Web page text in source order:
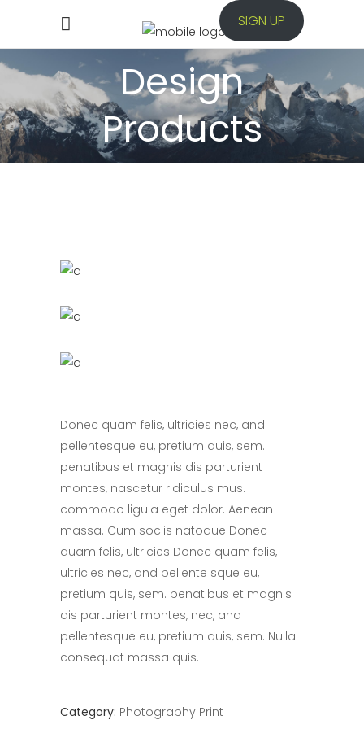
SIGN UP
Design
Products
Donec quam felis, ultricies nec, and
pellentesque eu, pretium quis, sem.
penatibus et magnis dis parturient
montes, nascetur ridiculus mus.
commodo ligula eget dolor. Aenean
massa. Cum sociis natoque Donec
quam felis, ultricies Donec quam felis,
ultricies nec, and pellente sque eu,
pretium quis, sem. penatibus et magnis
dis parturient montes, nec, and
pellentesque eu, pretium quis, sem. Nulla
consequat massa quis.
Category: Photography Print